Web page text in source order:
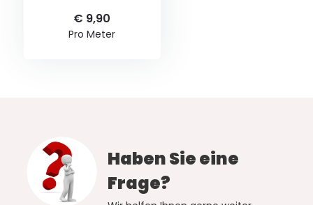
€ 9,90
Pro Meter
Haben Sie eine
Frage?